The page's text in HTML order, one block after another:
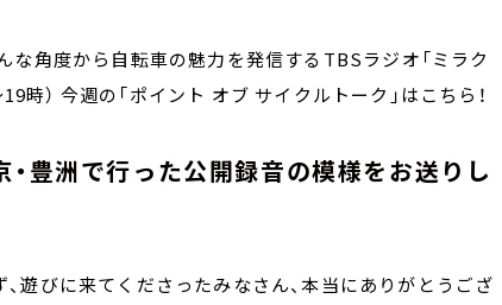
な角度から自転車の魅力を発信するTBSラジオ「ミラク
時） 今週の「ポイント オブ サイクルトーク」はこちら！
豊洲で行った公開録音の模様をお送りし
遊びに来てくださったみなさん、本当にありがとうござ